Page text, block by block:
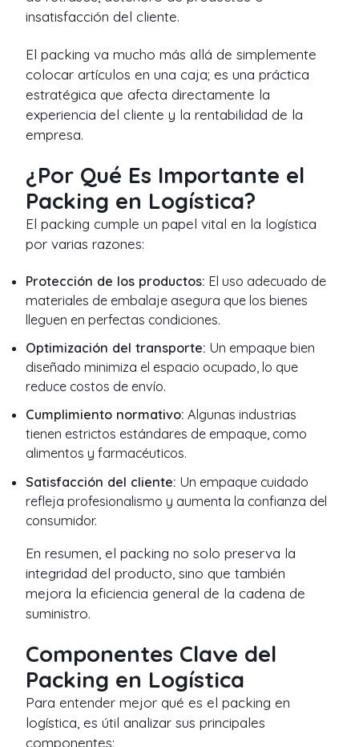
insatisfacción del cliente.
El packing va mucho más allá de simplemente
colocar artículos en una caja; es una práctica
estratégica que afecta directamente la
experiencia del cliente y la rentabilidad de la
empresa.
¿Por Qué Es Importante el
Packing en Logística?
El packing cumple un papel vital en la logística
por varias razones:
Protección de los productos: El uso adecuado de
materiales de embalaje asegura que los bienes
lleguen en perfectas condiciones.
Optimización del transporte: Un empaque bien
diseñado minimiza el espacio ocupado, lo que
reduce costos de envío.
Cumplimiento normativo: Algunas industrias
tienen estrictos estándares de empaque, como
alimentos y farmacéuticos.
Satisfacción del cliente: Un empaque cuidado
refleja profesionalismo y aumenta la confianza del
consumidor.
En resumen, el packing no solo preserva la
integridad del producto, sino que también
mejora la eficiencia general de la cadena de
suministro.
Componentes Clave del
Packing en Logística
Para entender mejor qué es el packing en
logística, es útil analizar sus principales
componentes: